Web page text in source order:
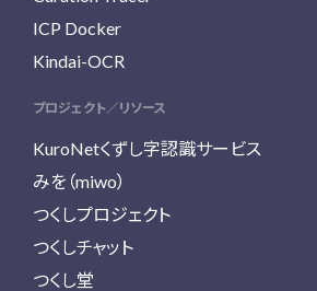
ICP Docker
Kindai-OCR
プロジェクト／リソース
KuroNetくずし字認識サービス
みを（miwo）
つくしプロジェクト
つくしチャット
つくし堂